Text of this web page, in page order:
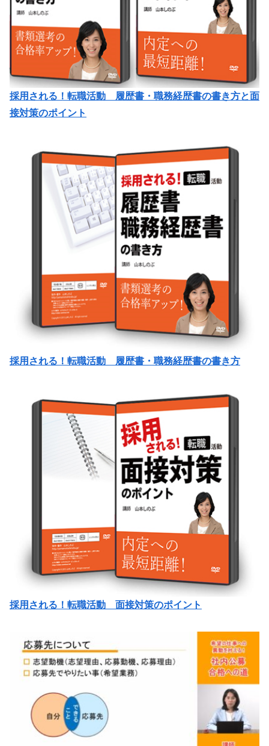
採用される！転職活動 履歴書・職務経歴書の書き方と面
接対策のポイント
採用される！転職活動 履歴書・職務経歴書の書き方
採用される！転職活動 面接対策のポイント